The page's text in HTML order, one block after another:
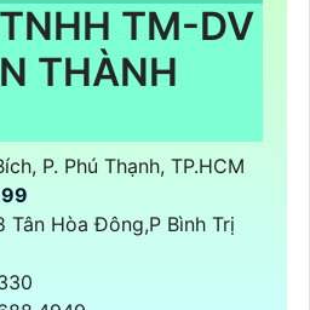
TM-DV
THÀNH
P. Phú Thạnh, TP.HCM
Tân Hòa Đông,P Bình Trị